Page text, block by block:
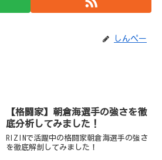
しんぺー
【格闘家】朝倉海選手の強さを徹
底分析してみました！
RIZINで活躍中の格闘家朝倉海選手の強さ
を徹底解剖してみました！